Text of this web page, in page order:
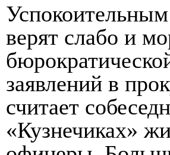
верят слабо и
заявлений в
считает
«Кузнечиках»